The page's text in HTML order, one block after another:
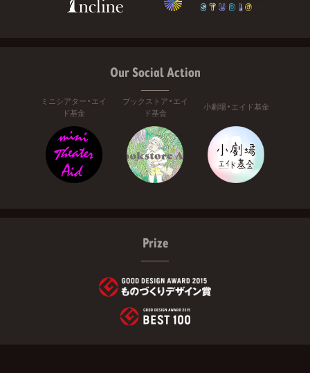
Our Social Action
ミニシアター・エイ
ド基金
ブックストア・エイ
ド基金
小劇場・エイド基金
Prize